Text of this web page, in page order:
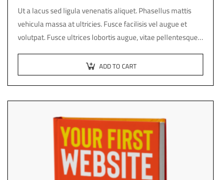
Ut a lacus sed ligula venenatis aliquet. Phasellus mattis
vehicula massa at ultricies. Fusce facilisis vel augue et
volutpat. Fusce ultrices lobortis augue, vitae pellentesque
felis. In ipsum leo,…
ADD TO CART